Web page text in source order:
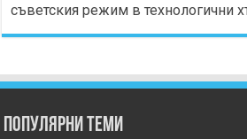
съветския режим в технологични
Популярни теми